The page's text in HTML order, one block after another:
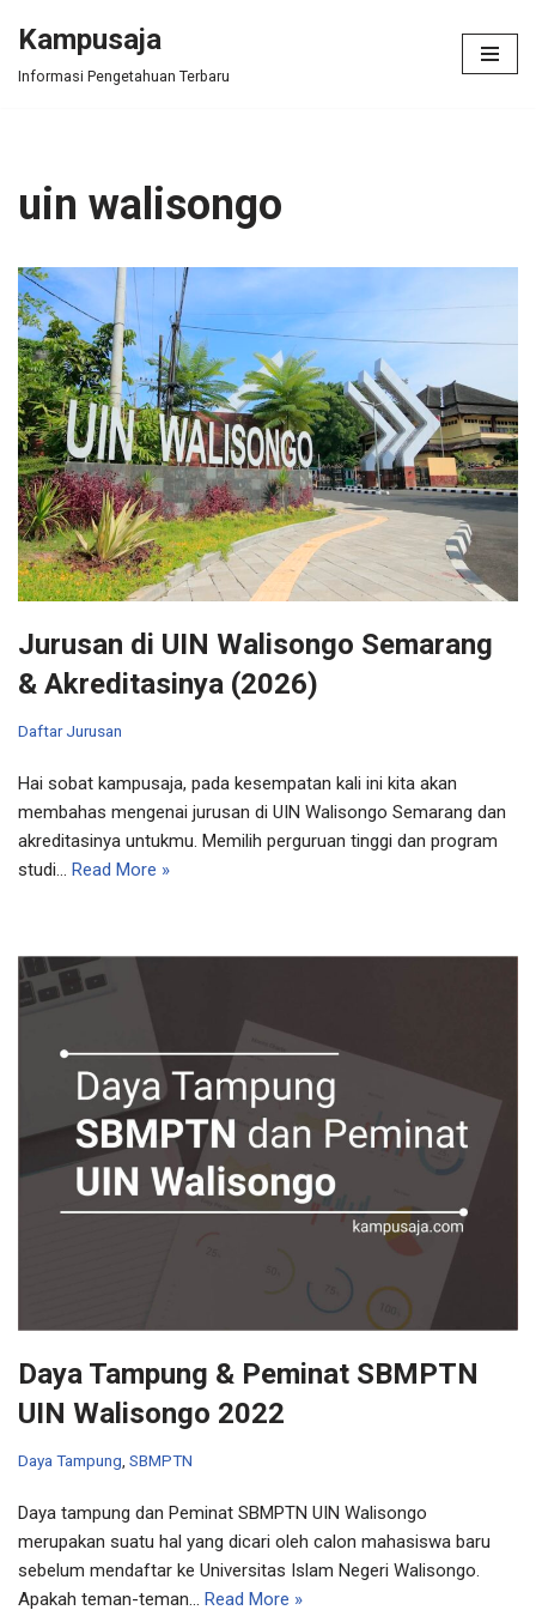
Skip
Kampusaja
Informasi Pengetahuan Terbaru
uin walisongo
Jurusan di UIN Walisongo Semarang
& Akreditasinya (2026)
Daftar Jurusan
Hai sobat kampusaja, pada kesempatan kali ini kita akan
membahas mengenai jurusan di UIN Walisongo Semarang dan
akreditasinya untukmu. Memilih perguruan tinggi dan program
studi… Read More »
Daya Tampung & Peminat SBMPTN
UIN Walisongo 2022
Daya Tampung SBMPTN
Daya tampung dan Peminat SBMPTN UIN Walisongo
merupakan suatu hal yang dicari oleh calon mahasiswa baru
sebelum mendaftar ke Universitas Islam Negeri Walisongo.
Apakah teman-teman… Read More »